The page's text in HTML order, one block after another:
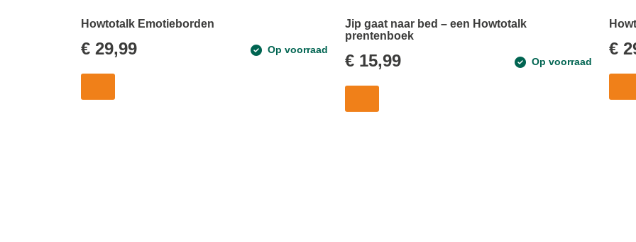
Howtotalk Emotieborden
€ 29,99 Op voorraad
Jip gaat naar bed – een Howtotalk
prentenboek
€ 15,99 Op voorraad
€